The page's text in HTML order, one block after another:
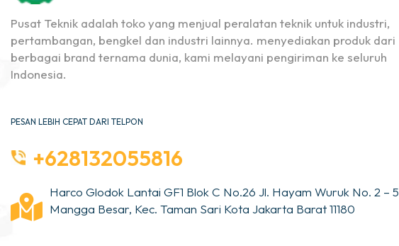
Pusat Teknik adalah toko yang menjual peralatan teknik untuk industri,
pertambangan, bengkel dan industri lainnya. menyediakan produk dari
berbagai brand ternama dunia, kami melayani pengiriman ke seluruh
Indonesia.
PESAN LEBIH CEPAT DARI TELPON
+628132055816
Harco Glodok Lantai GF1 Blok C No.26 Jl. Hayam Wuruk No. 2 – 5
Mangga Besar, Kec. Taman Sari Kota Jakarta Barat 11180